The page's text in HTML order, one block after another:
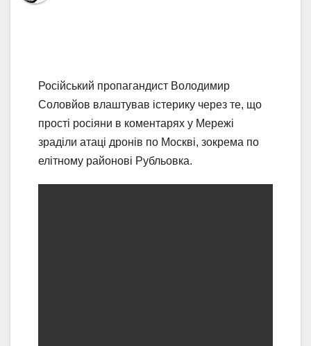
Російський пропагандист Володимир
Соловйов влаштував істерику через те, що
прості росіяни в коментарях у Мережі
зраділи атаці дронів по Москві, зокрема по
елітному районові Рубльовка.